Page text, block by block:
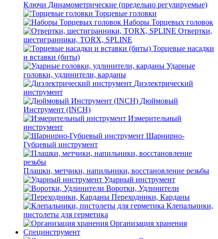
Ключи Динамометрические (предельно регулируемые)
Торцевые головки
Наборы Торцевых головок
Отвертки,
шестигранники, TORX, SPLINE
Торцевые насадки
и вставки (биты)
Ударные
головки, удлинители, карданы
Диэлектрический
инструмент
Дюймовый
Инструмент (INCH)
Измерительный
инструмент
Шарнирно-
Губцевый инструмент
Плашки, метчики, напильники, восстановление резьбы
Ударный инструмент
Воротки, Удлинители
Переходники, Карданы
Клепальники,
пистолеты для герметика
Организация хранения
Специнструмент